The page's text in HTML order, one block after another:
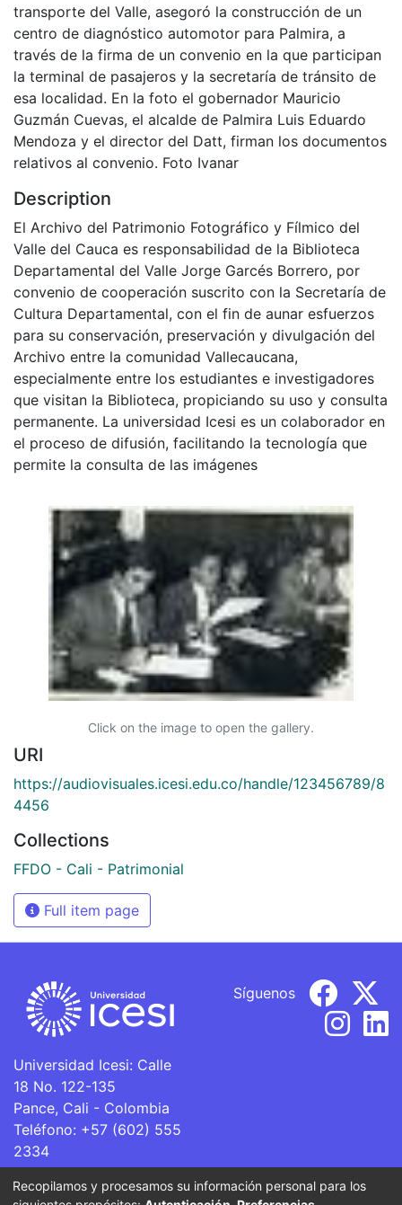
transporte del Valle, asegoró la construcción de un
centro de diagnóstico automotor para Palmira, a
través de la firma de un convenio en la que participan
la terminal de pasajeros y la secretaría de tránsito de
esa localidad. En la foto el gobernador Mauricio
Guzmán Cuevas, el alcalde de Palmira Luis Eduardo
Mendoza y el director del Datt, firman los documentos
relativos al convenio. Foto Ivanar
Description
El Archivo del Patrimonio Fotográfico y Fílmico del
Valle del Cauca es responsabilidad de la Biblioteca
Departamental del Valle Jorge Garcés Borrero, por
convenio de cooperación suscrito con la Secretaría de
Cultura Departamental, con el fin de aunar esfuerzos
para su conservación, preservación y divulgación del
Archivo entre la comunidad Vallecaucana,
especialmente entre los estudiantes e investigadores
que visitan la Biblioteca, propiciando su uso y consulta
permanente. La universidad Icesi es un colaborador en
el proceso de difusión, facilitando la tecnología que
permite la consulta de las imágenes
Click on the image to open the gallery.
URI
https://audiovisuales.icesi.edu.co/handle/123456789/8
4456
Collections
FFDO - Cali - Patrimonial
Full item page
Universidad Icesi: Calle
18 No. 122-135
Pance, Cali - Colombia
Teléfono: +57 (602) 555
2334
ventanillaunica@icesi.edu.co
Síguenos
Recopilamos y procesamos su información personal para los